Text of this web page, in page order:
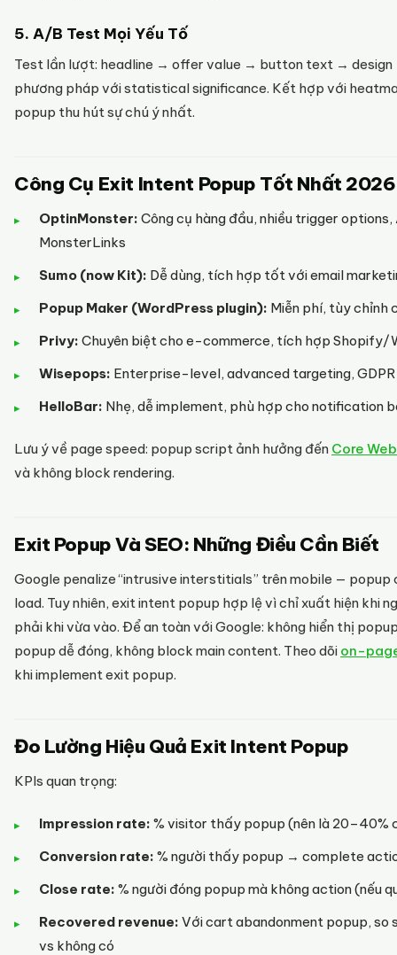
5. A/B Test Mọi Yếu Tố
Test lần lượt: headline → offer value → button text → design
phương pháp với statistical significance. Kết hợp với
popup thu hút sự chú ý nhất.
Công Cụ Exit Intent Popup Tốt Nhất 2026
OptinMonster: Công cụ hàng đầu, nhiều trigger
MonsterLinks
Sumo (now Kit): Dễ dùng, tích hợp tốt với email
Popup Maker (WordPress plugin): Miễn phí, tùy chỉnh
Privy: Chuyên biệt cho e-commerce, tích hợp Shopify/
Wisepops: Enterprise-level, advanced targeting,
HelloBar: Nhẹ, dễ implement, phù hợp cho notification
Lưu ý về page speed: popup script ảnh hưởng đến Core
và không block rendering.
Exit Popup Và SEO: Những Điều Cần Biết
Google penalize “intrusive interstitials” trên mobile — popup
load. Tuy nhiên, exit intent popup hợp lệ vì chỉ xuất hiện khi
phải khi vừa vào. Để an toàn với Google: không hiển thị
popup dễ đóng, không block main content. Theo dõi on-
khi implement exit popup.
Đo Lường Hiệu Quả Exit Intent Popup
KPIs quan trọng:
Impression rate: % visitor thấy popup (nên là 20–40%
Conversion rate: % người thấy popup → complete
Close rate: % người đóng popup mà không action (nếu
Recovered revenue: Với cart abandonment popup, so
vs không có